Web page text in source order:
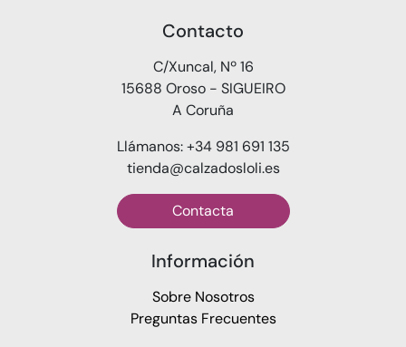
Contacto
C/Xuncal, Nº 16
15688 Oroso - SIGUEIRO
A Coruña
Llámanos: +34 981 691 135
tienda@calzadosloli.es
Contacta
Información
Sobre Nosotros
Preguntas Frecuentes